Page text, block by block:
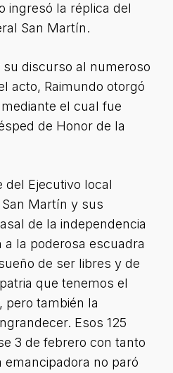
ingresó la réplica del
San Martín.
discurso al numeroso
acto, Raimundo otorgó
el cual fue
de Honor de la
del Ejecutivo local
Martín y sus
de la independencia
a la poderosa escuadra
de ser libres y de
que tenemos el
pero también la
Esos 125
3 de febrero con tanto
emancipadora no paró